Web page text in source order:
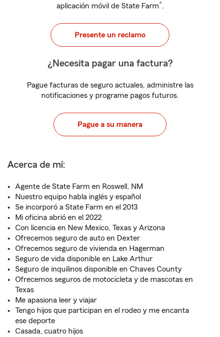
aplicación móvil de State Farm®.
Presente un reclamo
¿Necesita pagar una factura?
Pague facturas de seguro actuales, administre las
notificaciones y programe pagos futuros.
Pague a su manera
Acerca de mí:
Agente de State Farm en Roswell, NM
Nuestro equipo habla inglés y español
Se incorporó a State Farm en el 2013
Mi oficina abrió en el 2022
Con licencia en New Mexico, Texas y Arizona
Ofrecemos seguro de auto en Dexter
Ofrecemos seguro de vivienda en Hagerman
Seguro de vida disponible en Lake Arthur
Seguro de inquilinos disponible en Chaves County
Ofrecemos seguros de motocicleta y de mascotas en
Texas
Me apasiona leer y viajar
Tengo hijos que participan en el rodeo y me encanta
ese deporte
Casada, cuatro hijos